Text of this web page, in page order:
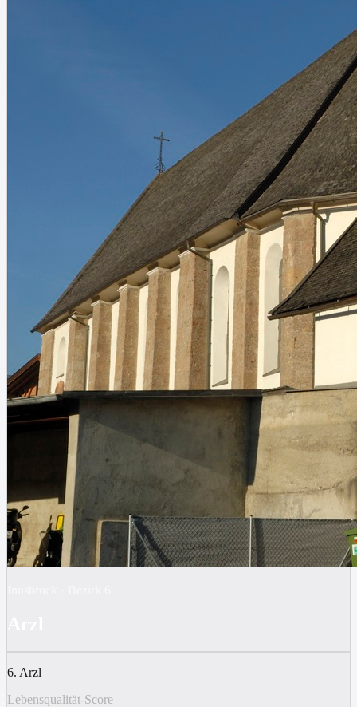
6. Arzl
Lebensqualität-Score